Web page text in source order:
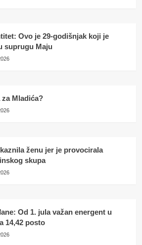
Ovo je 29-godišnjak koji je
suprugu Maju
Mladića?
ženu jer je provocirala
skupa
Od 1. jula važan energent u
14,42 posto